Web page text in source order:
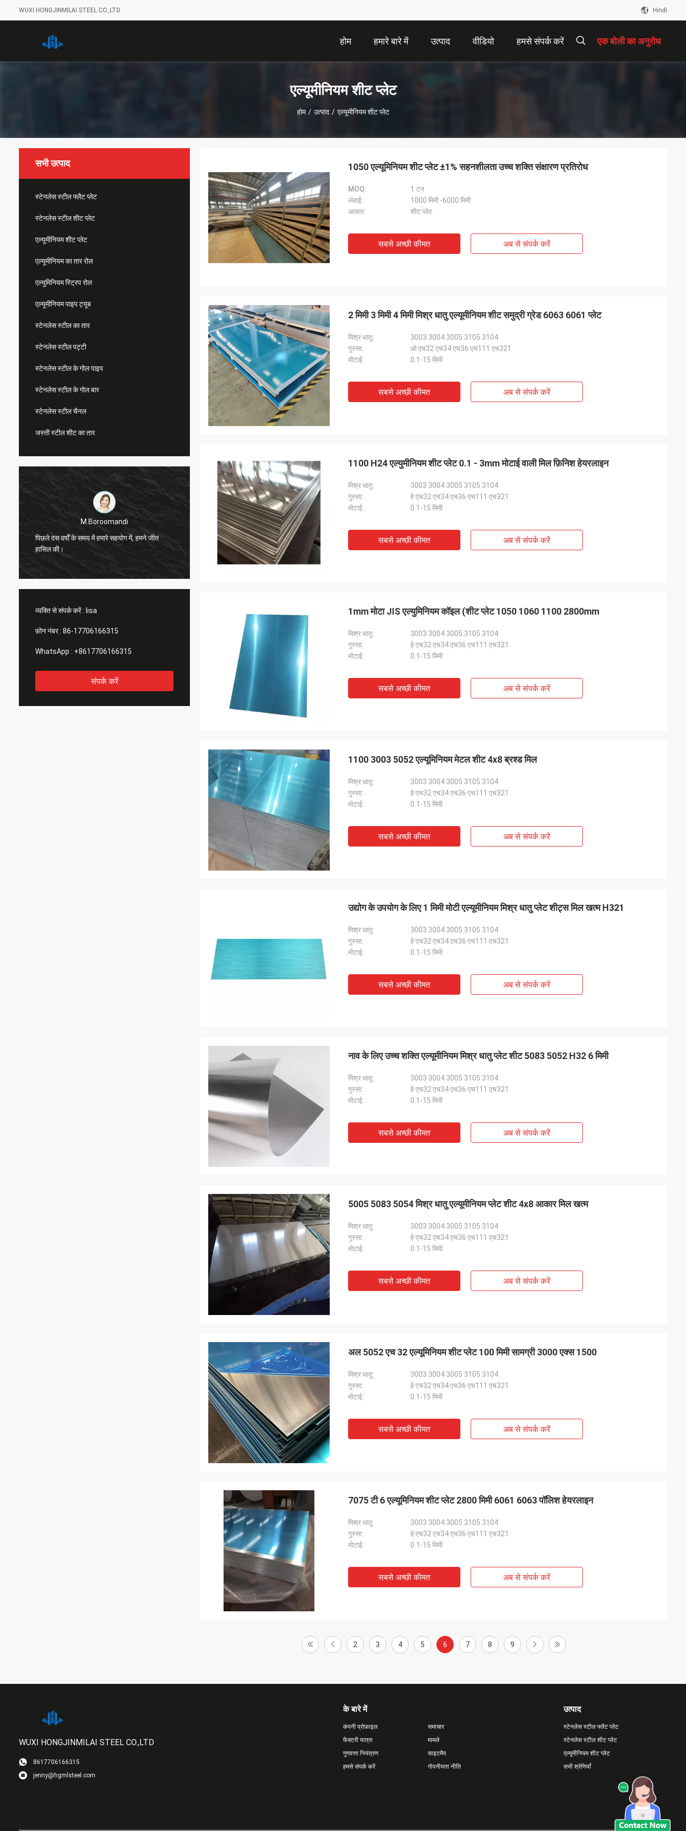
WUXI HONGJINMILAI STEEL CO.,LTD Hindi
होम हमारे बारे में उत्पाद वीडियो हमसे संपर्क करें एक बोली का अनुरोध
एल्यूमीनियम शीट प्लेट
होम / उत्पाद / एल्यूमीनियम शीट प्लेट
सभी उत्पाद
स्टेनलेस स्टील फ्लैट प्लेट
स्टेनलेस स्टील शीट प्लेट
एल्यूमीनियम शीट प्लेट
एल्यूमीनियम का तार रोल
एल्युमिनियम स्ट्रिप रोल
एल्यूमीनियम पाइप ट्यूब
स्टेनलेस स्टील का तार
स्टेनलेस स्टील पट्टी
स्टेनलेस स्टील के गोल पाइप
स्टेनलेस स्टील के गोल बार
स्टेनलेस स्टील चैनल
जस्ती स्टील शीट का तार
M.Boroomandi
पिछले दस वर्षों के समय में हमारे सहयोग में, हमने जीत
हासिल की।
M.Boroomandi
पिछले दस वर्षों के समय में हमारे सहयोग में, हमने जीत
हासिल की।
व्यक्ति से संपर्क करें : lisa
फ़ोन नंबर : 86-17706166315
WhatsApp : +8617706166315
संपर्क करें
1050 एल्यूमिनियम शीट प्लेट ±1% सहनशीलता उच्च शक्ति संक्षारण प्रतिरोध
MOQ:
1 टन
लंबाई:
1000 मिमी -6000 मिमी
आकार:
शीट प्लेट
सबसे अच्छी कीमत अब से संपर्क करें
2 मिमी 3 मिमी 4 मिमी मिश्र धातु एल्यूमीनियम शीट समुद्री ग्रेड 6063 6061 प्लेट
मिश्र धातु:
3003 3004 3005 3105 3104
गुस्सा:
ओ एच32 एच34 एच36 एच111 एच321
मोटाई:
0.1-15 मिमी
सबसे अच्छी कीमत अब से संपर्क करें
1100 H24 एल्युमीनियम शीट प्लेट 0.1 - 3mm मोटाई वाली मिल फ़िनिश हेयरलाइन
मिश्र धातु:
3003 3004 3005 3105 3104
गुस्सा:
हे एच32 एच34 एच36 एच111 एच321
मोटाई:
0.1-15 मिमी
सबसे अच्छी कीमत अब से संपर्क करें
1mm मोटा JIS एल्युमिनियम कॉइल (शीट प्लेट 1050 1060 1100 2800mm
मिश्र धातु:
3003 3004 3005 3105 3104
गुस्सा:
हे एच32 एच34 एच36 एच111 एच321
मोटाई:
0.1-15 मिमी
सबसे अच्छी कीमत अब से संपर्क करें
1100 3003 5052 एल्यूमिनियम मेटल शीट 4x8 ब्रश्ड मिल
मिश्र धातु:
3003 3004 3005 3105 3104
गुस्सा:
हे एच32 एच34 एच36 एच111 एच321
मोटाई:
0.1-15 मिमी
सबसे अच्छी कीमत अब से संपर्क करें
उद्योग के उपयोग के लिए 1 मिमी मोटी एल्यूमीनियम मिश्र धातु प्लेट शीट्स मिल खत्म H321
मिश्र धातु:
3003 3004 3005 3105 3104
गुस्सा:
हे एच32 एच34 एच36 एच111 एच321
मोटाई:
0.1-15 मिमी
सबसे अच्छी कीमत अब से संपर्क करें
नाव के लिए उच्च शक्ति एल्यूमीनियम मिश्र धातु प्लेट शीट 5083 5052 H32 6 मिमी
मिश्र धातु:
3003 3004 3005 3105 3104
गुस्सा:
हे एच32 एच34 एच36 एच111 एच321
मोटाई:
0.1-15 मिमी
सबसे अच्छी कीमत अब से संपर्क करें
5005 5083 5054 मिश्र धातु एल्यूमीनियम प्लेट शीट 4x8 आकार मिल खत्म
मिश्र धातु:
3003 3004 3005 3105 3104
गुस्सा:
हे एच32 एच34 एच36 एच111 एच321
मोटाई:
0.1-15 मिमी
सबसे अच्छी कीमत अब से संपर्क करें
अल 5052 एच 32 एल्यूमिनियम शीट प्लेट 100 मिमी सामग्री 3000 एक्स 1500
मिश्र धातु:
3003 3004 3005 3105 3104
गुस्सा:
हे एच32 एच34 एच36 एच111 एच321
मोटाई:
0.1-15 मिमी
सबसे अच्छी कीमत अब से संपर्क करें
7075 टी 6 एल्यूमिनियम शीट प्लेट 2800 मिमी 6061 6063 पॉलिश हेयरलाइन
मिश्र धातु:
3003 3004 3005 3105 3104
गुस्सा:
हे एच32 एच34 एच36 एच111 एच321
मोटाई:
0.1-15 मिमी
सबसे अच्छी कीमत अब से संपर्क करें
2 3 4 5 6 7 8 9
WUXI HONGJINMILAI STEEL CO.,LTD
8617706166315
jenny@hgmlsteel.com
के बारे में
कंपनी प्रोफ़ाइल
फैक्टरी यात्रा
गुणवत्ता नियंत्रण
हमसे संपर्क करें
समाचार
मामले
साइटमैप
गोपनीयता नीति
उत्पाद
स्टेनलेस स्टील फ्लैट प्लेट
स्टेनलेस स्टील शीट प्लेट
एल्यूमीनियम शीट प्लेट
सभी श्रेणियाँ